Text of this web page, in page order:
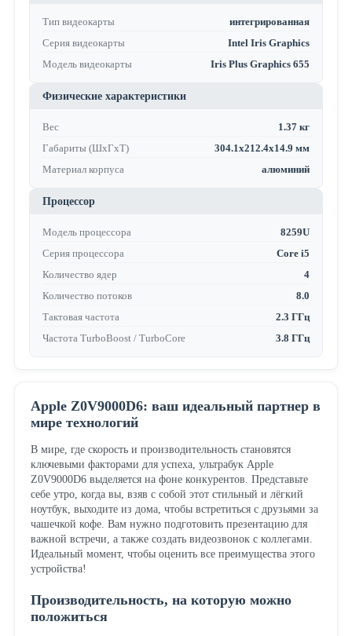
Тип видеокарты
интегрированная
Серия видеокарты
Intel Iris Graphics
Модель видеокарты
Iris Plus Graphics 655
Физические характеристики
Вес
1.37 кг
Габариты (ШхГхТ)
304.1x212.4x14.9 мм
Материал корпуса
алюминий
Процессор
Модель процессора
8259U
Серия процессора
Core i5
Количество ядер
4
Количество потоков
8.0
Тактовая частота
2.3 ГГц
Частота TurboBoost / TurboCore
3.8 ГГц
Apple Z0V9000D6: ваш идеальный партнер в
мире технологий
В мире, где скорость и производительность становятся
ключевыми факторами для успеха, ультрабук Apple
Z0V9000D6 выделяется на фоне конкурентов. Представьте
себе утро, когда вы, взяв с собой этот стильный и лёгкий
ноутбук, выходите из дома, чтобы встретиться с друзьями за
чашечкой кофе. Вам нужно подготовить презентацию для
важной встречи, а также создать видеозвонок с коллегами.
Идеальный момент, чтобы оценить все преимущества этого
устройства!
Производительность, на которую можно
положиться